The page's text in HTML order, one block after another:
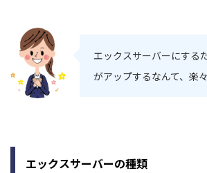
エックスサーバーにする
がアップするなんて、楽
エックスサーバーの種類